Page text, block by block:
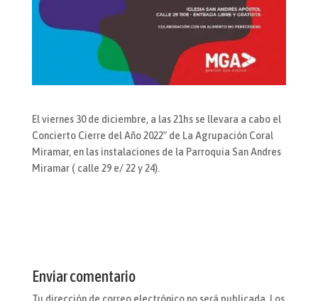
El viernes 30 de diciembre, a las 21hs se llevara a cabo el
Concierto Cierre del Año 2022″ de La Agrupación Coral
Miramar, en las instalaciones de la Parroquia San Andres
Miramar ( calle 29 e/ 22 y 24).
Enviar comentario